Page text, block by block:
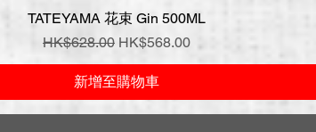
快速瀏覽
TATEYAMA 花束 Gin 500ML
一般價格
HK$628.00 促銷價格
HK$568.00
新增至購物車